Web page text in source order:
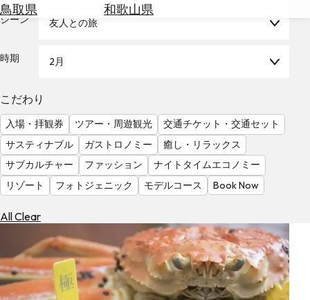
鳥取県
和歌山県
を
る
気
を
見
る
シーン 友人との旅
時期 2月
こだわり
入場・拝観券 ツアー・周遊観光
交通チケット・交通セット
サスティナブル
ガストロノミー
癒し・リラックス
サブカルチャー
ファッション
ナイトタイムエコノミー
リゾート
フォトジェニック モデルコース Book Now
All Clear